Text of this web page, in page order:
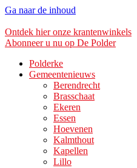
Ga naar de inhoud
Ontdek hier onze krantenwinkels
Abonneer u nu op De Polder
Polderke
Gemeentenieuws
Berendrecht
Brasschaat
Ekeren
Essen
Hoevenen
Kalmthout
Kapellen
Lillo